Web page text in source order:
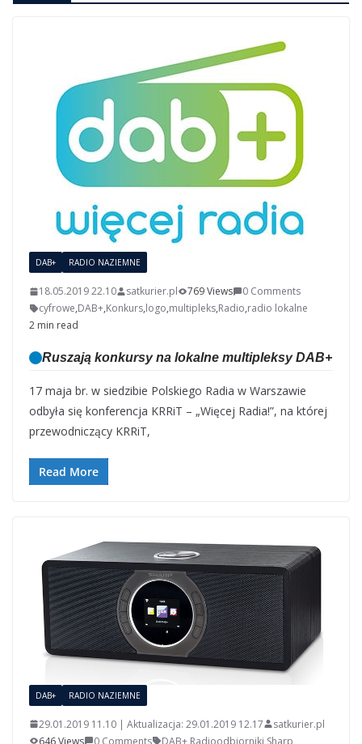
DAB+ RADIO NAZIEMNE
18.05.2019 22.10 satkurier.pl 769 Views
0 Comments
cyfrowe,DAB+,Konkurs,logo,multipleks,Radio,radio lokalne
2 min read
Ruszają konkursy na lokalne multipleksy DAB+
17 maja br. w siedzibie Polskiego Radia w Warszawie
odbyła się konferencja KRRiT – „Więcej Radia!”, na której
przewodniczący KRRiT,
Read More
DAB+ RADIO NAZIEMNE
29.01.2019 11.10 | Aktualizacja: 29.01.2019 12.17
satkurier.pl
646 Views
0 Comments DAB+,Radioodbiorniki,Sharp